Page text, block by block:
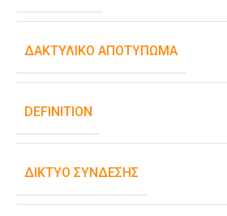
ΔΑΚΤΥΛΙΚΌ ΑΠΟΤΎΠΩΜΑ
DEFINITION
ΔΊΚΤΥΟ ΣΎΝΔΕΣΗΣ